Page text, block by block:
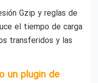
Gzip y reglas de
el tiempo de carga
transferidos y las
un plugin de